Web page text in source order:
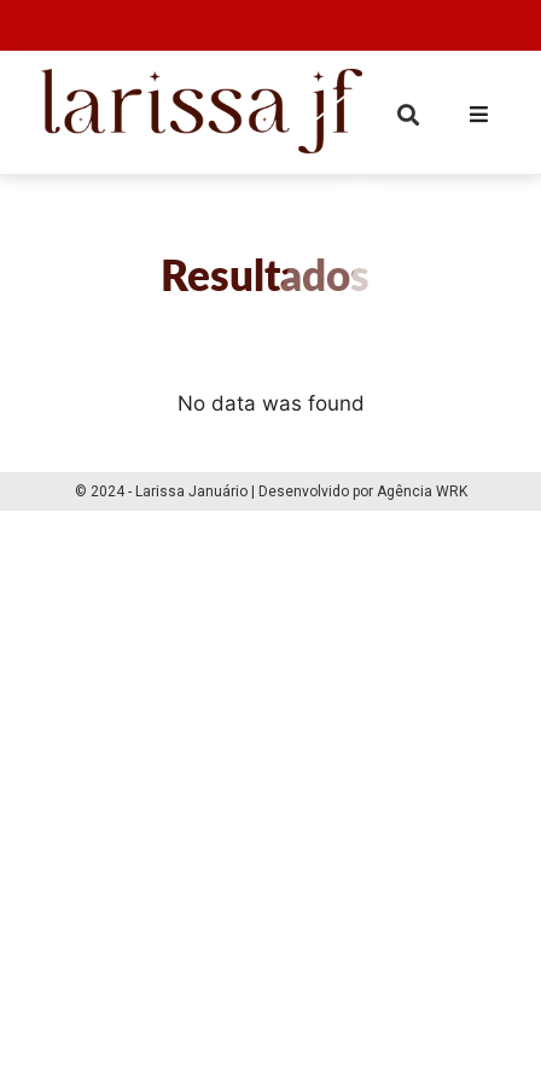
Resultados
No data was found
© 2024 - Larissa Januário | Desenvolvido por Agência WRK